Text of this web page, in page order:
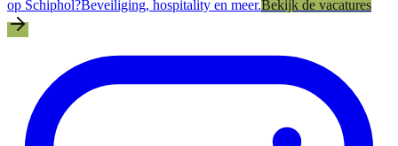
op Schiphol?Beveiliging, hospitality en meer.Bekijk de vacatures